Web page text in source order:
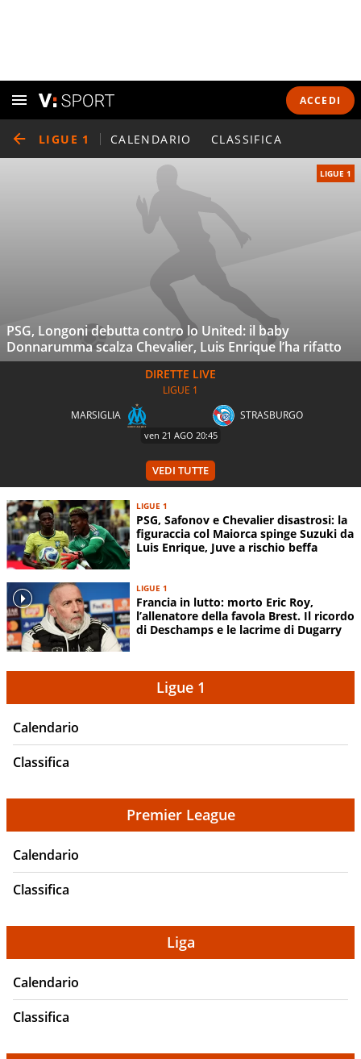
ACCEDI
LIGUE 1 CALENDARIO CLASSIFICA
LIGUE 1
PSG, Longoni debutta contro lo United: il baby
Donnarumma scalza Chevalier, Luis Enrique l’ha rifatto
LIGUE 1
PSG, Safonov e Chevalier disastrosi: la
figuraccia col Maiorca spinge Suzuki da
Luis Enrique, Juve a rischio beffa
LIGUE 1
Francia in lutto: morto Eric Roy,
l’allenatore della favola Brest. Il ricordo
di Deschamps e le lacrime di Dugarry
MARSIGLIA STRASBURGO
ven 21 AGO 20:45
LIGUE 1
VEDI TUTTE
Ligue 1
Calendario
Classifica
Premier League
Calendario
Classifica
Liga
Calendario
Classifica